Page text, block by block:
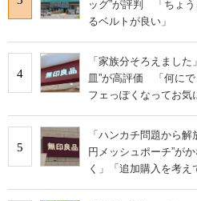
ッグ”が評判 「ちょ
るベルトが良い」
4
「家族分そろえまし
皿”が高評価 「何にで
フェっぽくなってお気
5
「ハンカチ問題から
円メッシュポーチ”が
く」「追加購入を考え